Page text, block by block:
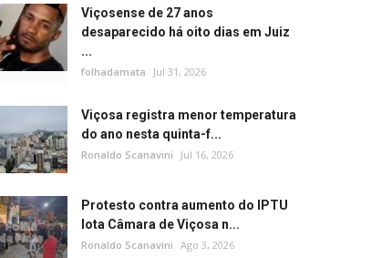
Viçosense de 27 anos
desaparecido há oito dias em Juiz
...
folhadamata Jul 31, 2026
Viçosa registra menor temperatura
do ano nesta quinta-f...
Ronaldo Scanavini Jul 16, 2026
Protesto contra aumento do IPTU
lota Câmara de Viçosa n...
Ronaldo Scanavini Ago 3, 2026